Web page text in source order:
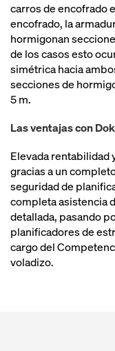
carros de encofrado
encofrado, la
hormigonan
de los casos esto
simétrica hacia
secciones de
5 m.
Las ventajas con
Elevada rentabilidad
gracias a un
seguridad de
completa asistencia
detallada, pasando
planificadores de
cargo del
voladizo.